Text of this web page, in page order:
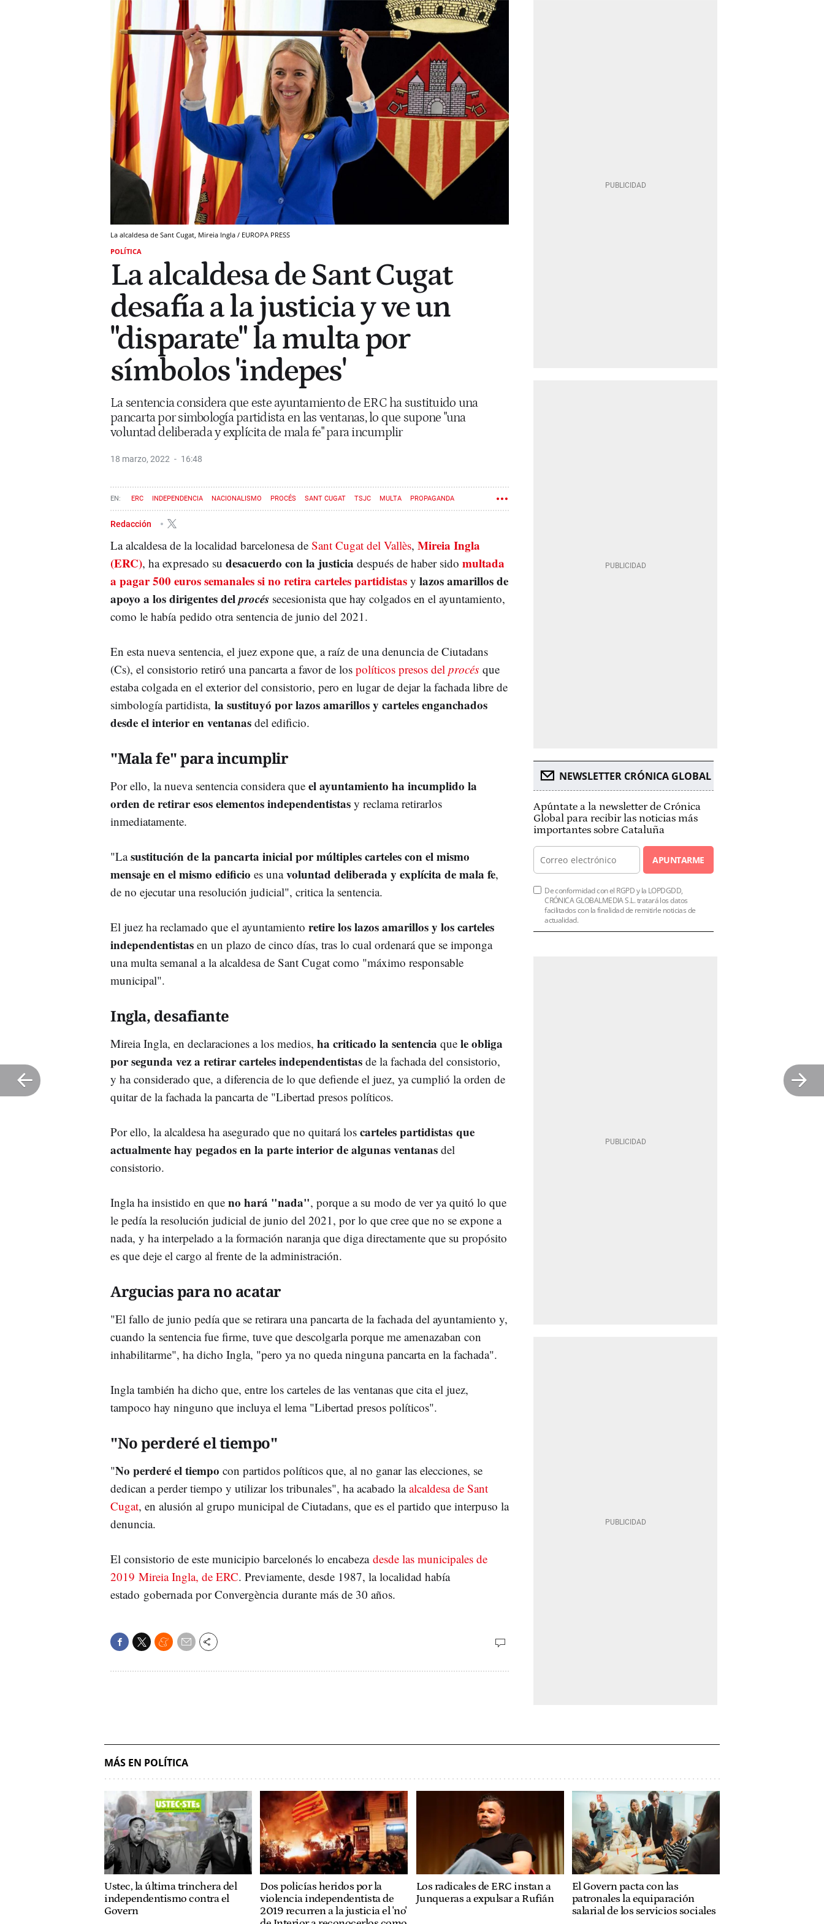
La alcaldesa de Sant Cugat, Mireia Ingla / EUROPA PRESS
POLÍTICA
La alcaldesa de Sant Cugat
desafía a la justicia y ve un
"disparate" la multa por
símbolos 'indepes'
La sentencia considera que este ayuntamiento de ERC ha sustituido una
pancarta por simbología partidista en las ventanas, lo que supone "una
voluntad deliberada y explícita de mala fe" para incumplir
18 marzo, 2022 16:48
ERC INDEPENDENCIA NACIONALISMO PROCÉS SANT CUGAT TSJC MULTA PROPAGANDA
MIREIA INGLA
Redacción
La alcaldesa de la localidad barcelonesa de Sant Cugat del Vallès, Mireia Ingla
(ERC), ha expresado su desacuerdo con la justicia después de haber sido multada
a pagar 500 euros semanales si no retira carteles partidistas y lazos amarillos de
apoyo a los dirigentes delprocés secesionista que hay colgados en el ayuntamiento,
como le había pedido otra sentencia de junio del 2021.
En esta nueva sentencia, el juez expone que, a raíz de una denuncia de Ciutadans
(Cs), el consistorio retiró una pancarta a favor de los políticos presos del procés que
estaba colgada en el exterior del consistorio, pero en lugar de dejar la fachada libre de
simbología partidista, la sustituyó por lazos amarillos y carteles enganchados
desde el interior en ventanas del edificio.
"Mala fe" para incumplir
Por ello, la nueva sentencia considera que el ayuntamiento ha incumplido la
orden de retirar esos elementos independentistas y reclama retirarlos
inmediatamente.
"Lasustitución de la pancarta inicial por múltiples carteles con el mismo
mensaje en el mismo edificio es unavoluntad deliberada y explícita de mala fe,
de no ejecutar una resolución judicial", critica la sentencia.
El juez ha reclamado que el ayuntamiento retire los lazos amarillos y los carteles
independentistas en un plazo de cinco días, tras lo cual ordenará que se imponga
una multa semanal a la alcaldesa de Sant Cugat como "máximo responsable
municipal".
Ingla, desafiante
Mireia Ingla, en declaraciones a los medios, ha criticado la sentencia que le obliga
por segunda vez a retirar carteles independentistas de la fachada del consistorio,
y ha considerado que, a diferencia de lo que defiende el juez, ya cumplió la orden de
quitar de la fachada la pancarta de "Libertad presos políticos.
Por ello, la alcaldesa ha asegurado que no quitará los carteles partidistas que
actualmente hay pegados en la parte interior de algunas ventanas del
consistorio.
Ingla ha insistido en que no hará "nada", porque a su modo de ver ya quitó lo que
le pedía la resolución judicial de junio del 2021, por lo que cree que no se expone a
nada, y ha interpelado a la formación naranja que diga directamente que su propósito
es que deje el cargo al frente de la administración.
Argucias para no acatar
"El fallo de junio pedía que se retirara una pancarta de la fachada del ayuntamiento y,
cuando la sentencia fue firme, tuve que descolgarla porque me amenazaban con
inhabilitarme", ha dicho Ingla, "pero ya no queda ninguna pancarta en la fachada".
Ingla también ha dicho que, entre los carteles de las ventanas que cita el juez,
tampoco hay ninguno que incluya el lema "Libertad presos políticos".
"No perderé el tiempo"
"No perderé el tiempo con partidos políticos que, al no ganar las elecciones, se
dedican a perder tiempo y utilizar los tribunales", ha acabado laalcaldesa de Sant
Cugat, en alusión al grupo municipal de Ciutadans, que es el partido que interpuso la
denuncia.
El consistorio de este municipio barcelonés lo encabeza desde las municipales de
2019 Mireia Ingla, de ERC. Previamente, desde 1987, la localidad había
estado gobernada por Convergència durante más de 30 años.
NEWSLETTER CRÓNICA GLOBAL
Apúntate a la newsletter de Crónica
Global para recibir las noticias más
importantes sobre Cataluña
APUNTARME
De conformidad con el RGPD y la LOPDGDD,
CRÓNICA GLOBALMEDIA S.L. tratará los datos
facilitados con la finalidad de remitirle noticias de
actualidad.
MÁS EN POLÍTICA
Ustec, la última trinchera del
independentismo contra el
Govern
Dos policías heridos por la
violencia independentista de
2019 recurren a la justicia el 'no'
Los radicales de ERC instan a
Junqueras a expulsar a Rufián
El Govern pacta con las
patronales la equiparación
salarial de los servicios sociales